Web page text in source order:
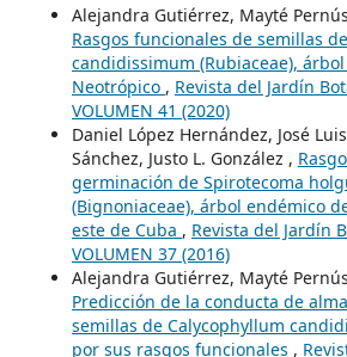
Alejandra Gutiérrez, Mayté
Rasgos funcionales de semillas
candidissimum (Rubiaceae),
Neotrópico , Revista del Jardín
VOLUMEN 41 (2020)
Daniel López Hernández, José
Sánchez, Justo L. González ,
germinación de Spirotecoma
(Bignoniaceae), árbol endémico
este de Cuba , Revista del Jardín
VOLUMEN 37 (2016)
Alejandra Gutiérrez, Mayté
Predicción de la conducta de
semillas de Calycophyllum
por sus rasgos funcionales ,